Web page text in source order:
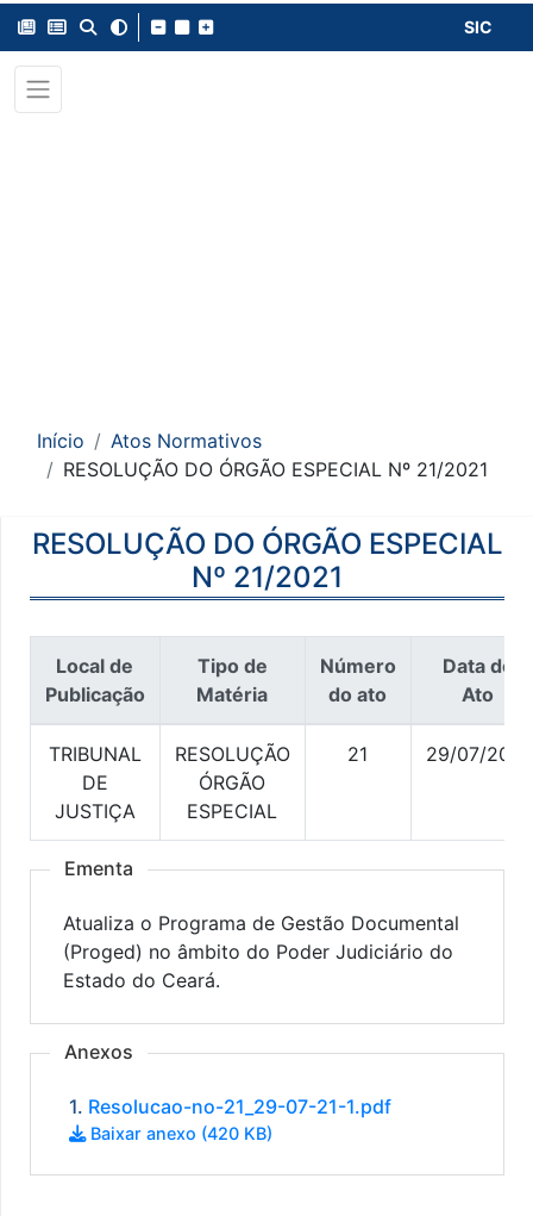
SIC
Início
Atos Normativos
RESOLUÇÃO DO ÓRGÃO ESPECIAL Nº 21/2021
RESOLUÇÃO DO ÓRGÃO ESPECIAL
Nº 21/2021
Local de
Publicação
Tipo de
Matéria
Número
do ato
Data do
Ato
TRIBUNAL
DE
JUSTIÇA
RESOLUÇÃO
ÓRGÃO
ESPECIAL
21 29/07/2021
Ementa
Atualiza o Programa de Gestão Documental
(Proged) no âmbito do Poder Judiciário do
Estado do Ceará.
Anexos
1. Resolucao-no-21_29-07-21-1.pdf
Baixar anexo (420 KB)